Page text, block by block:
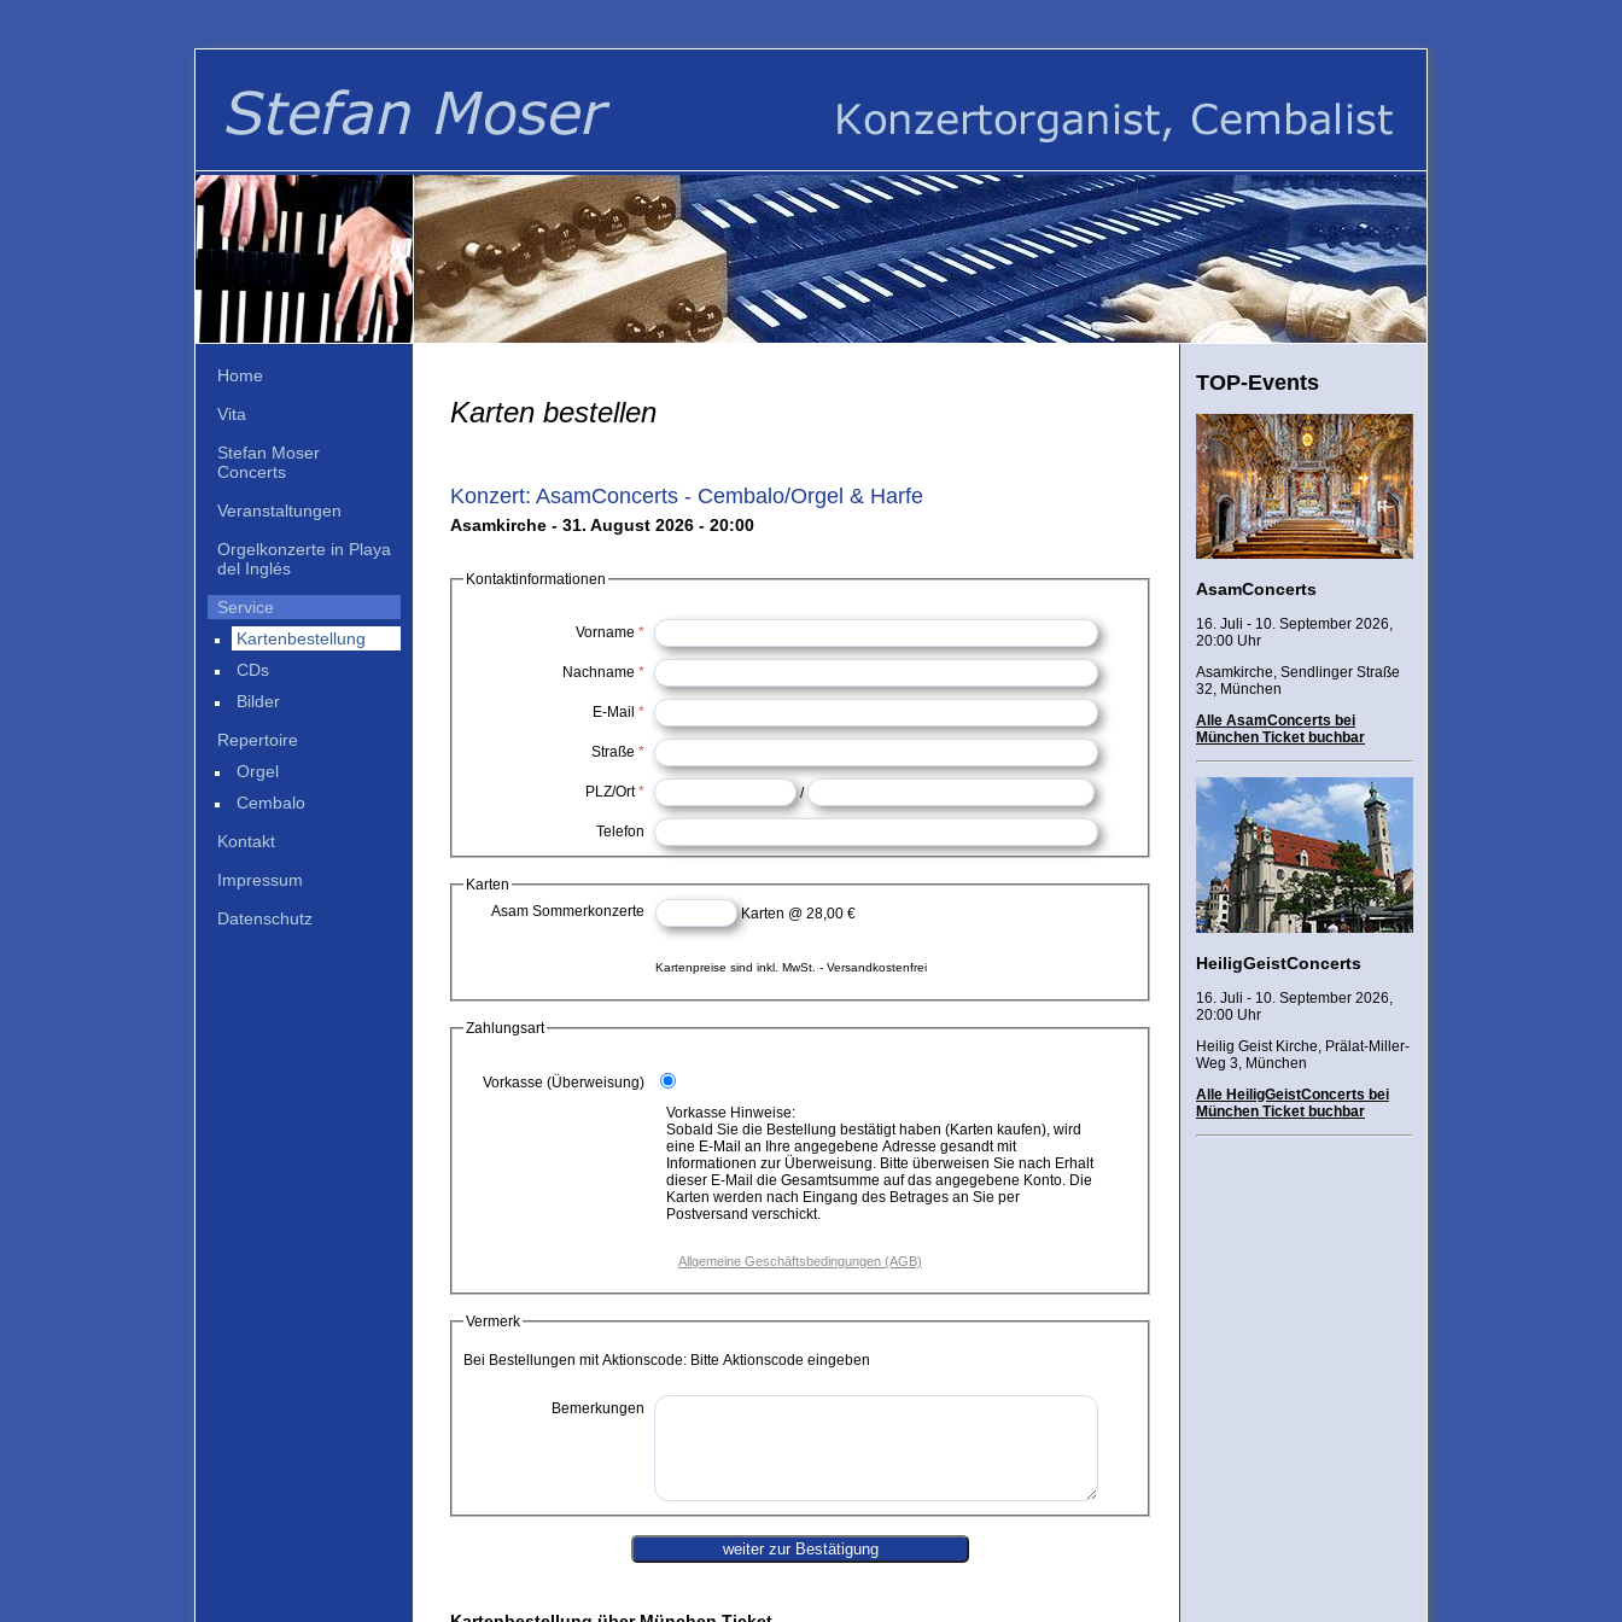
Karten bestellen
Konzert: AsamConcerts - Cembalo/Orgel & Harfe
Asamkirche - 31. August 2026 - 20:00
Kontaktinformationen
Vorname *
Nachname *
E-Mail *
Straße *
PLZ/Ort* /
Telefon
Karten
Asam Sommerkonzerte
Karten @ 28,00 €
Kartenpreise sind inkl. MwSt. - Versandkostenfrei
Zahlungsart
Vorkasse (Überweisung)
Vorkasse Hinweise:
Sobald Sie die Bestellung bestätigt haben (Karten kaufen), wird
eine E-Mail an Ihre angegebene Adresse gesandt mit
Informationen zur Überweisung. Bitte überweisen Sie nach Erhalt
dieser E-Mail die Gesamtsumme auf das angegebene Konto. Die
Karten werden nach Eingang des Betrages an Sie per
Postversand verschickt.
Allgemeine Geschäftsbedingungen (AGB)
Bei Bestellungen mit Aktionscode: Bitte Aktionscode eingeben
Vermerk
Bemerkungen
TOP-Events
AsamConcerts
16. Juli - 10. September 2026,
20:00 Uhr
Asamkirche, Sendlinger Straße
32, München
Alle AsamConcerts bei
München Ticket buchbar
HeiligGeistConcerts
16. Juli - 10. September 2026,
20:00 Uhr
Heilig Geist Kirche, Prälat-Miller-
Weg 3, München
Alle HeiligGeistConcerts bei
München Ticket buchbar
Home
Vita
Stefan Moser
Concerts
Veranstaltungen
Orgelkonzerte in Playa
del Inglés
Service
Kartenbestellung
CDs
Bilder
Repertoire
Orgel
Cembalo
Kontakt
Impressum
Datenschutz